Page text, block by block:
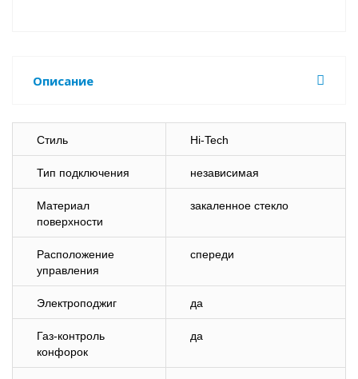
Описание
Стиль Hi-Tech
Тип подключения независимая
Материал
поверхности
закаленное стекло
Расположение
управления
спереди
Электроподжиг да
Газ-контроль
конфорок
да